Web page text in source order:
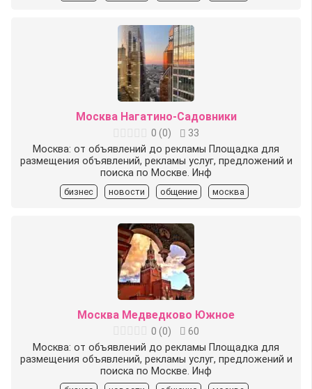
Москва Нагатино-Садовники
0 (0)
33
Москва: от объявлений до рекламы Площадка для
размещения объявлений, рекламы услуг, предложений и
поиска по Москве. Инф
бизнес новости общение москва
Москва Медведково Южное
0 (0)
60
Москва: от объявлений до рекламы Площадка для
размещения объявлений, рекламы услуг, предложений и
поиска по Москве. Инф